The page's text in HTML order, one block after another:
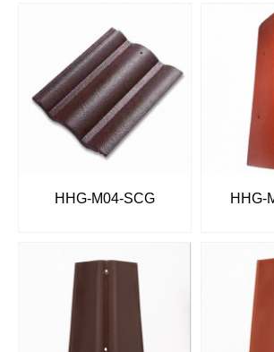
HHG-M04-SCG HHG-